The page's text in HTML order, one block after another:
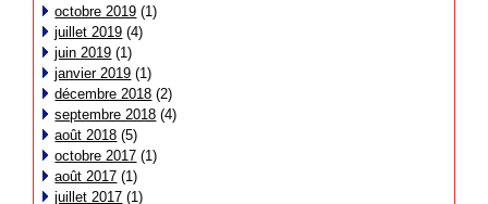
octobre 2019 (1)
juillet 2019 (4)
juin 2019 (1)
janvier 2019 (1)
décembre 2018 (2)
septembre 2018 (4)
août 2018 (5)
octobre 2017 (1)
août 2017 (1)
juillet 2017 (1)